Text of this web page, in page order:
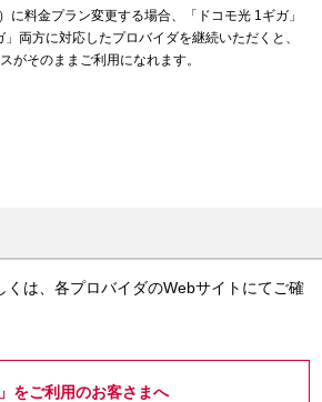
に料金プラン変更する場合、「ドコモ光 1ギガ」
両方に対応したプロバイダを継続いただくと、
がそのままご利用になれます。
くは、各プロバイダのWebサイトにてご確
をご利用のお客さまへ